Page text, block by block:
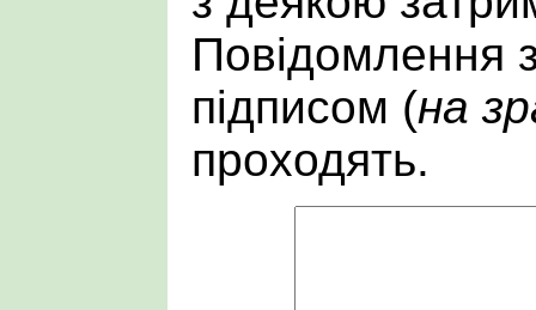
Повідомлення
підписом (на
проходять.